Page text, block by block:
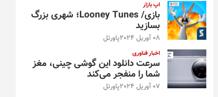
اپ بازار
بازی/ Looney Tunes؛ شهری بزرگ
بسازید
08 آوریل 2024 پاورتل
اخبار فناوری
سرعت دانلود این گوشی چینی، مغز
شما را منفجر می‌کند
07 آوریل 2024 پاورتل